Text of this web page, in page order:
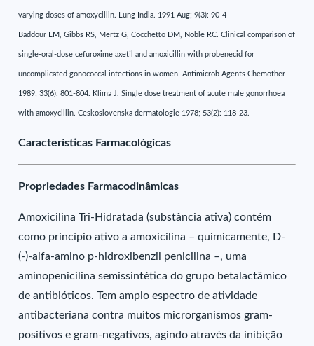
varying doses of amoxycillin. Lung India. 1991 Aug; 9(3): 90-4
Baddour LM, Gibbs RS, Mertz G, Cocchetto DM, Noble RC. Clinical comparison of
single-oral-dose cefuroxime axetil and amoxicillin with probenecid for
uncomplicated gonococcal infections in women. Antimicrob Agents Chemother
1989; 33(6): 801-804. Klima J. Single dose treatment of acute male gonorrhoea
with amoxycillin. Ceskoslovenska dermatologie 1978; 53(2): 118-23.
Características Farmacológicas
Propriedades Farmacodinâmicas
Amoxicilina Tri-Hidratada (substância ativa) contém
como princípio ativo a amoxicilina – quimicamente, D-
(-)-alfa-amino p-hidroxibenzil penicilina –, uma
aminopenicilina semissintética do grupo betalactâmico
de antibióticos. Tem amplo espectro de atividade
antibacteriana contra muitos microrganismos gram-
positivos e gram-negativos, agindo através da inibição